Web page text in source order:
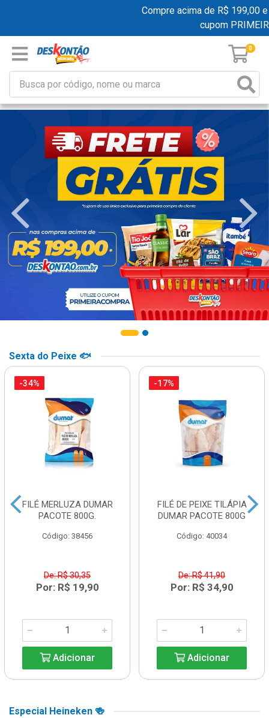
Compre acima de R$ 199,00 e
cupom
0
Sexta do Peixe 🐟
-34%
FILÉ MERLUZA DUMAR
PACOTE 800G.
Código: 38456
De: R$ 30,35
Por: R$ 19,90
Adicionar
-17%
FILÉ DE PEIXE TILÁPIA
DUMAR PACOTE 800G
Código: 40034
De: R$ 41,90
Por: R$ 34,90
Adicionar
Especial Heineken 🍻